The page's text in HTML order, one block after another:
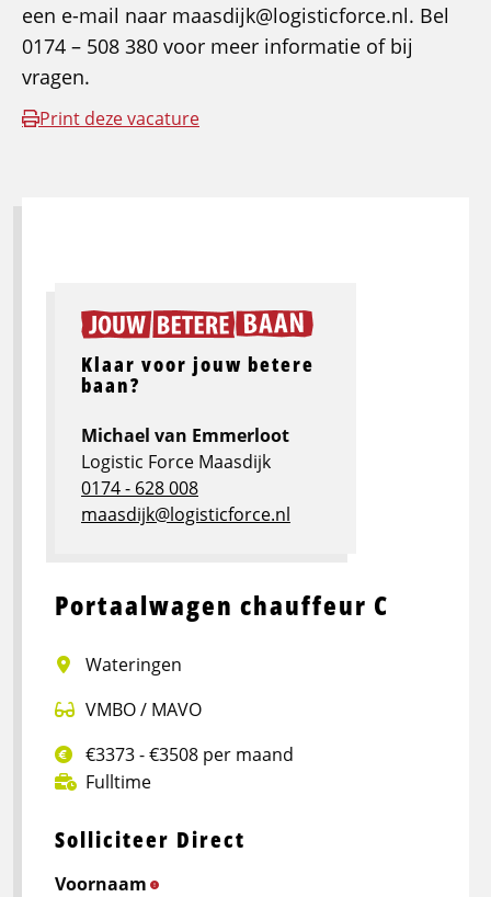
een e-mail naar maasdijk@logisticforce.nl. Bel
0174 – 508 380 voor meer informatie of bij
vragen.
Print deze vacature
Portaalwagen chauffeur C
Wateringen
VMBO / MAVO
€3373 - €3508 per maand
Fulltime
Solliciteer Direct
Voornaam
Klaar voor jouw betere
baan?
Michael van Emmerloot
Logistic Force Maasdijk
0174 - 628 008
maasdijk@logisticforce.nl